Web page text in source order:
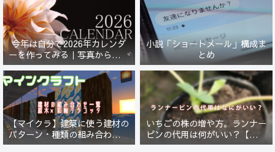
今年は自分で2026年カレンダ
ーを作ってみる｜写真から始ま
る小さなプロジェクト【一灯
花】
小説「ショートメール」構成ま
とめ
【マイクラ】建築に使う建材の
パターン・種類の組み合わせ一
覧！原木×彩釉テラコッタ編
いちごの株の増や方。ランナー
ピンの代用は何がいい？【５年
放置したイチゴは復活するの